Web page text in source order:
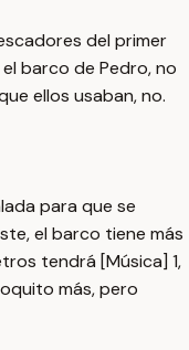
del primer
barco de Pedro, no
ellos usaban, no.
para que se
el barco tiene más
tendrá [Música] 1,
más, pero